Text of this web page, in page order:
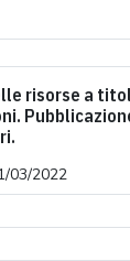
risorse a
03/2022